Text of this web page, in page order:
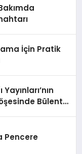
İçin Pratik
Bülent
Pencere